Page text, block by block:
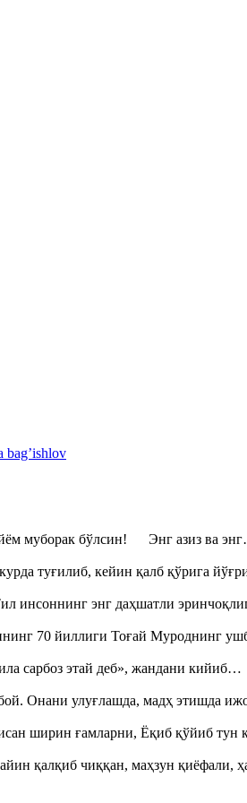
bag’ishlov
муборак бўлсин! Энг азиз ва
туғилиб, кейин қалб қўрига
инсоннинг энг даҳшатли
70 йиллиги Тоғай Муроднинг
сарбоз этай деб», жандани кийиб…
Онани улуғлашда, мадҳ этишда
ширин ғамларни, Ёқиб қўйиб
қалқиб чиққан, маҳзун қиёфали,